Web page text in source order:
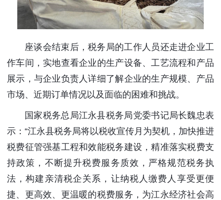
座谈会结束后，税务局的工作人员还走进企业工
作车间，实地查看企业的生产设备、工艺流程和产品
展示，与企业负责人详细了解企业的生产规模、产品
市场、近期订单情况以及面临的困难和挑战。
国家税务总局江永县税务局党委书记局长魏忠表
示：“江永县税务局将以税收宣传月为契机，加快推进
税费征管强基工程和效能税务建设，精准落实税费支
持政策，不断提升税费服务质效，严格规范税务执
法，构建亲清税企关系，让纳税人缴费人享受更便
捷、更高效、更温暖的税费服务，为江永经济社会高